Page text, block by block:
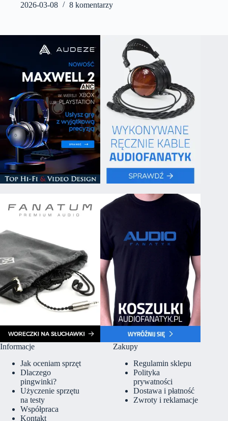
2026-03-08
8 komentarzy
Informacje
Jak oceniam sprzęt
Dlaczego
pingwinki?
Użyczenie sprzętu
na testy
Współpraca
Kontakt
Zakupy
Regulamin sklepu
Polityka
prywatności
Dostawa i płatność
Zwroty i reklamacje